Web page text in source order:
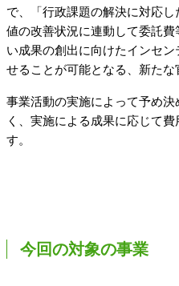
で、「行政課題の解決に対応
値の改善状況に連動して委託
い成果の創出に向けたインセ
せることが可能となる、新たな
事業活動の実施によって予め
く、実施による成果に応じて
す。
今回の対象の事業